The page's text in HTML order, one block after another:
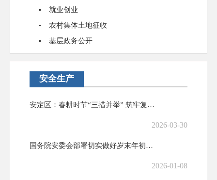
就业创业
农村集体土地征收
基层政务公开
安全生产
安定区：春耕时节“三措并举” 筑牢复工复产“安全墙”
2026-03-30
国务院安委会部署切实做好岁末年初安全生产工作
2026-01-08